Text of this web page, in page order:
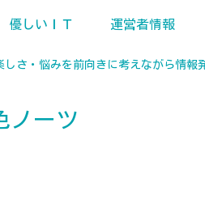
さ・悩みを前向きに考えながら情報
ノーツ
優しいＩＴ 運営者情報